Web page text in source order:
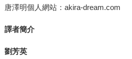
唐澤明個人網站：akira-dream.com
譯者簡介
劉芳英